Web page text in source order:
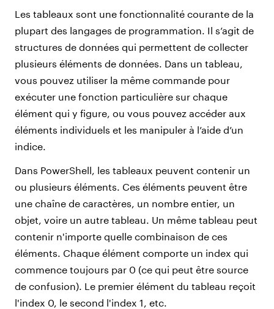
Les tableaux sont une fonctionnalité courante de la
plupart des langages de programmation. Il s’agit de
structures de données qui permettent de collecter
plusieurs éléments de données. Dans un tableau,
vous pouvez utiliser la même commande pour
exécuter une fonction particulière sur chaque
élément qui y figure, ou vous pouvez accéder aux
éléments individuels et les manipuler à l’aide d’un
indice.
Dans PowerShell, les tableaux peuvent contenir un
ou plusieurs éléments. Ces éléments peuvent être
une chaîne de caractères, un nombre entier, un
objet, voire un autre tableau. Un même tableau peut
contenir n'importe quelle combinaison de ces
éléments. Chaque élément comporte un index qui
commence toujours par 0 (ce qui peut être source
de confusion). Le premier élément du tableau reçoit
l'index 0, le second l'index 1, etc.